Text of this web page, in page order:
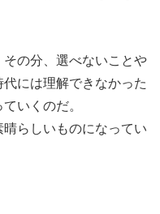
の分、選べないことや
には理解できなかった
いくのだ。
らしいものになってい